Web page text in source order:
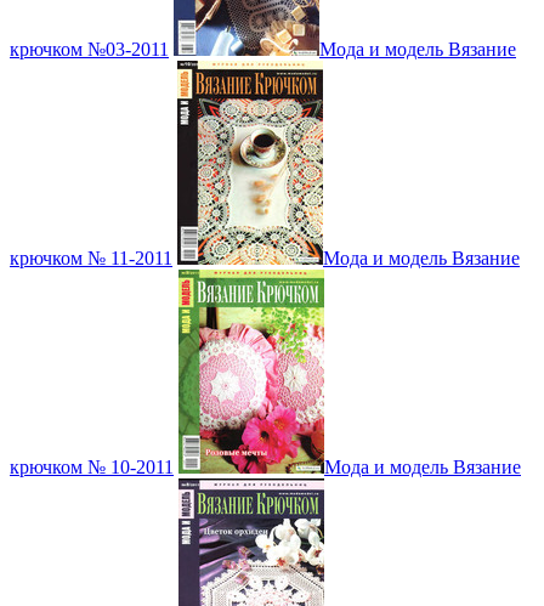
крючком №03-2011 Мода и модель Вязание
крючком № 11-2011 Мода и модель Вязание
крючком № 10-2011 Мода и модель Вязание